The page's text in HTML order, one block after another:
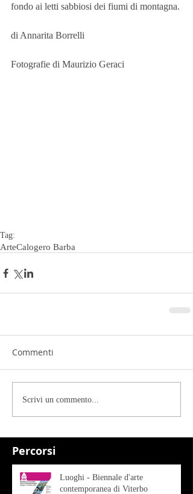
Percorsi
fondo ai letti sabbiosi dei fiumi di montagna.
di Annarita Borrelli
Fotografie di Maurizio Geraci
Tag:
ArteCalogero Barba
Commenti
Scrivi un commento...
Luoghi - Biennale d'arte
contemporanea di Viterbo